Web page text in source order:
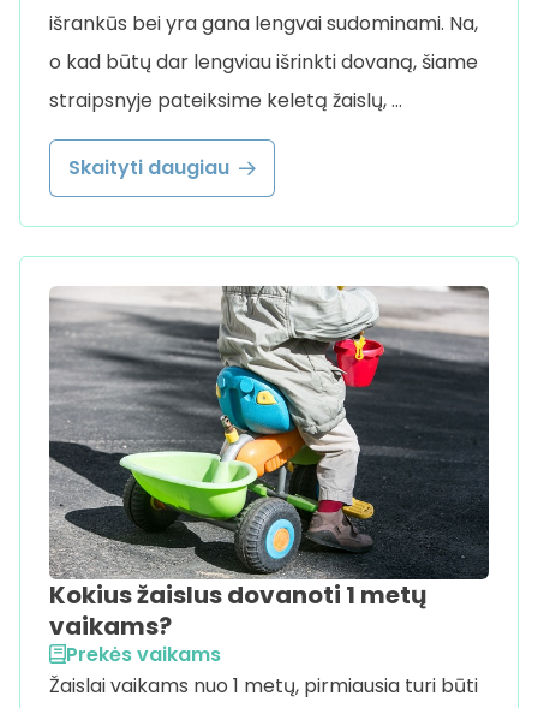
išrankūs bei yra gana lengvai sudominami. Na,
o kad būtų dar lengviau išrinkti dovaną, šiame
straipsnyje pateiksime keletą žaislų, …
Skaityti daugiau
Kokius žaislus dovanoti 1 metų
vaikams?
Prekės vaikams
Žaislai vaikams nuo 1 metų, pirmiausia turi būti